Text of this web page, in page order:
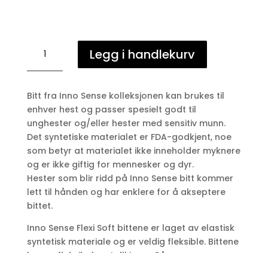
Inno
sens
flexi
soft
15mm
antall
Legg i handlekurv
Bitt fra Inno Sense kolleksjonen kan brukes til
enhver hest og passer spesielt godt til
unghester og/eller hester med sensitiv munn.
Det syntetiske materialet er FDA-godkjent, noe
som betyr at materialet ikke inneholder myknere
og er ikke giftig for mennesker og dyr.
Hester som blir ridd på Inno Sense bitt kommer
lett til hånden og har enklere for å akseptere
bittet.
Inno Sense Flexi Soft bittene er laget av elastisk
syntetisk materiale og er veldig fleksible. Bittene